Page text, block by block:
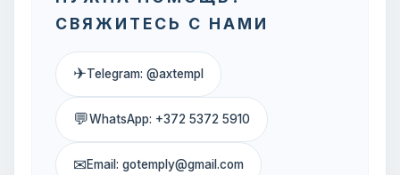
СВЯЖИТЕСЬ С НАМИ
✈Telegram: @axtempl
💬WhatsApp: +372 5372 5910
✉Email: gotemply@gmail.com